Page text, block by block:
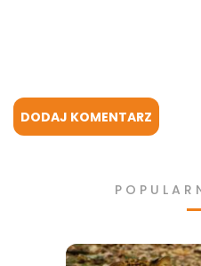
DODAJ KOMENTARZ